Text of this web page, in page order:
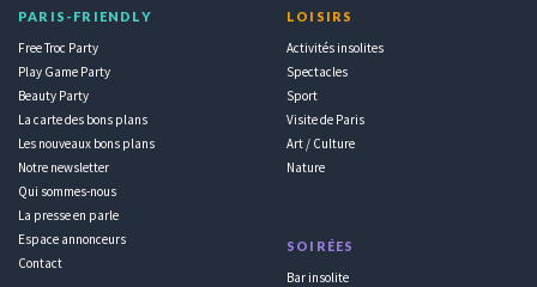
PARIS-FRIENDLY
Free Troc Party
Play Game Party
Beauty Party
La carte des bons plans
Les nouveaux bons plans
Notre newsletter
Qui sommes-nous
La presse en parle
Espace annonceurs
Contact
LOISIRS
Activités insolites
Spectacles
Sport
Visite de Paris
Art / Culture
Nature
SOIRÉES
Bar insolite